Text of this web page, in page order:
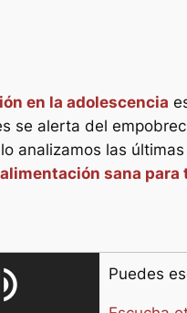
en la adolescencia
se alerta del
analizamos las
sana para
Puedes